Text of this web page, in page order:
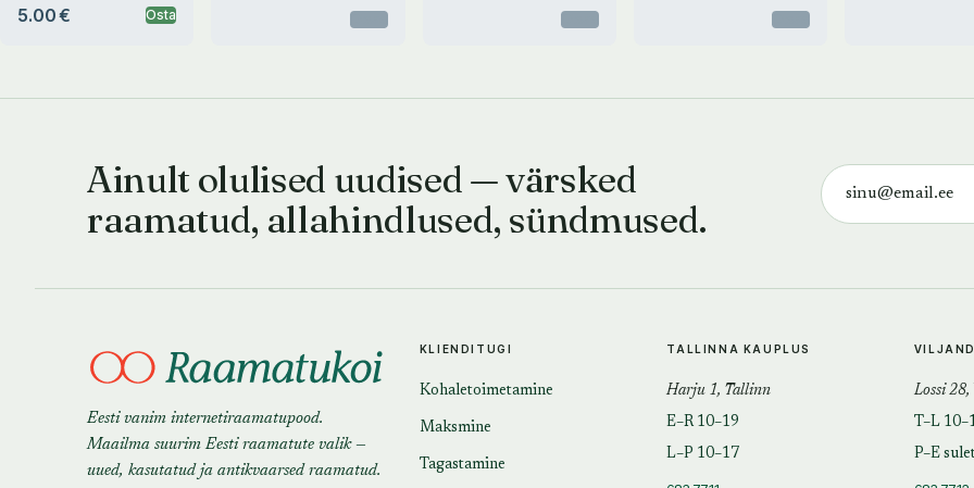
5.00 € Osta
Ainult olulised uudised — värsked
raamatud, allahindlused, sündmused.
Eesti vanim internetiraamatupood.
Maailma suurim Eesti raamatute valik —
uued, kasutatud ja antikvaarsed raamatud.
KLIENDITUGI
Kohaletoimetamine
Maksmine
Tagastamine
TALLINNA KAUPLUS
Harju 1, Tallinn
E–R 10–19
L–P 10–17
Lossi
T–L
P–E